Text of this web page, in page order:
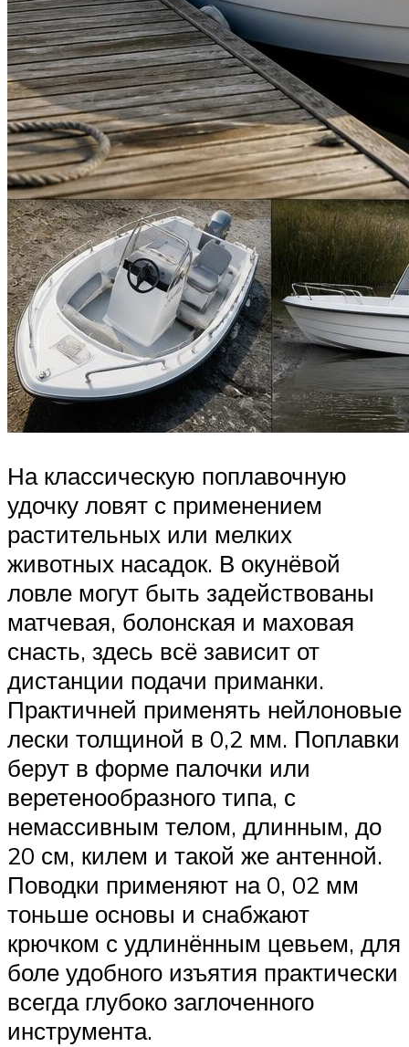
На классическую поплавочную
удочку ловят с применением
растительных или мелких
животных насадок. В окунёвой
ловле могут быть задействованы
матчевая, болонская и маховая
снасть, здесь всё зависит от
дистанции подачи приманки.
Практичней применять нейлоновые
лески толщиной в 0,2 мм. Поплавки
берут в форме палочки или
веретенообразного типа, с
немассивным телом, длинным, до
20 см, килем и такой же антенной.
Поводки применяют на 0, 02 мм
тоньше основы и снабжают
крючком с удлинённым цевьем, для
боле удобного изъятия практически
всегда глубоко заглоченного
инструмента.